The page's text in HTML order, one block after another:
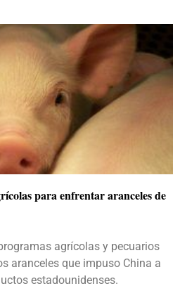
para enfrentar aranceles de
agrícolas y pecuarios
aranceles que impuso China a
estadounidenses.